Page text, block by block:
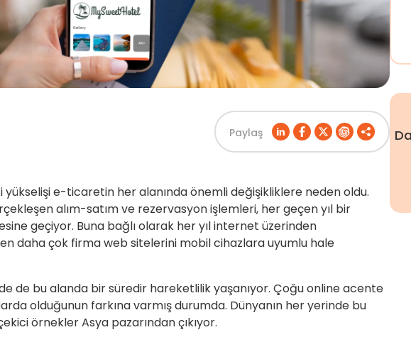
Paylaş
yükselişi e-ticaretin her alanında önemli değişikliklere neden oldu.
alım-satım ve rezervasyon işlemleri, her geçen yıl bir
geçiyor. Buna bağlı olarak her yıl internet üzerinden
daha çok firma web sitelerini mobil cihazlara uyumlu hale
de bu alanda bir süredir hareketlilik yaşanıyor. Çoğu online acente
olduğunun farkına varmış durumda. Dünyanın her yerinde bu
örnekler Asya pazarından çıkıyor.